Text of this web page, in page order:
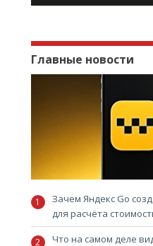
Главные новости
Зачем Яндекс Go
для расчёта
Что на самом деле